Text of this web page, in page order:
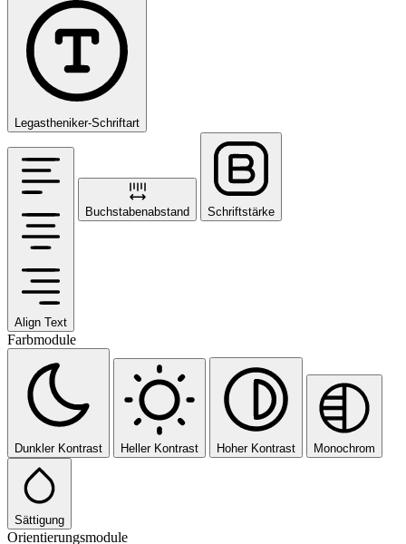
Legastheniker-Schriftart
Align Text
Buchstabenabstand Schriftstärke
Farbmodule
Dunkler Kontrast Heller Kontrast Hoher Kontrast Monochrom
Sättigung
Orientierungsmodule